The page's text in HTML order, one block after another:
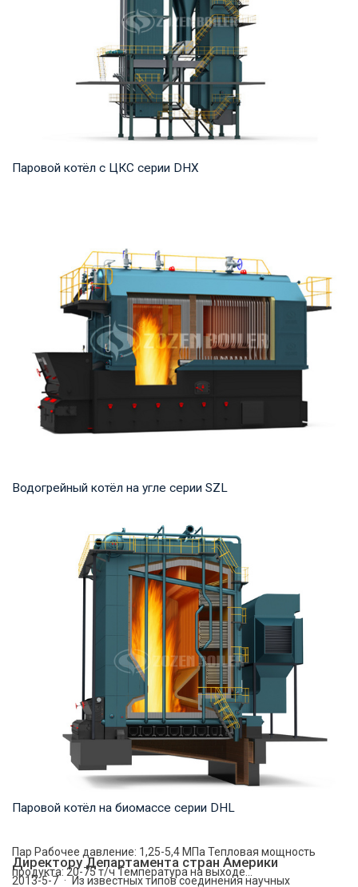
Паровой котёл с ЦКС серии DHX
Водогрейный котёл на угле серии SZL
Горячая вода Рабочее давление: 1,0-1,25 МПа Тепловая
мощность продукта: 2,8-29 МВт Температура...
Паровой котёл на биомассе серии DHL
Пар Рабочее давление: 1,25-5,4 МПа Тепловая мощность
продукта: 20-75 т/ч Температура на выходе...
Директору Департамента стран Америки
2013-5-7 · Из известных типов соединения научных